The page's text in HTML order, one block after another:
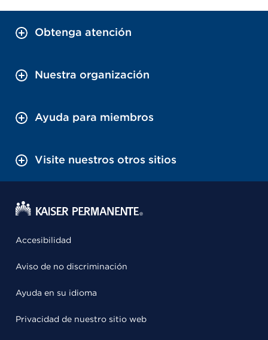
Obtenga atención
Nuestra organización
Ayuda para miembros
Visite nuestros otros sitios
Accesibilidad
Aviso de no discriminación
Ayuda en su idioma
Privacidad de nuestro sitio web